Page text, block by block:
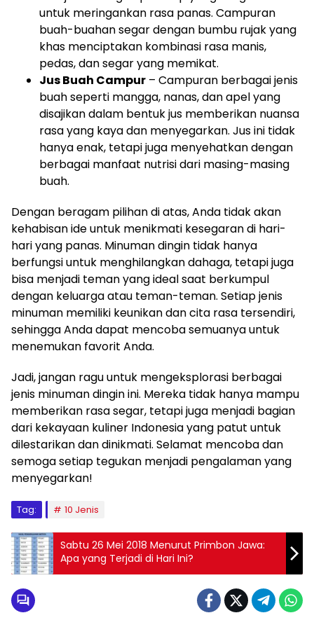
untuk meringankan rasa panas. Campuran
buah-buahan segar dengan bumbu rujak yang
khas menciptakan kombinasi rasa manis,
pedas, dan segar yang memikat.
Jus Buah Campur – Campuran berbagai jenis
buah seperti mangga, nanas, dan apel yang
disajikan dalam bentuk jus memberikan nuansa
rasa yang kaya dan menyegarkan. Jus ini tidak
hanya enak, tetapi juga menyehatkan dengan
berbagai manfaat nutrisi dari masing-masing
buah.
Dengan beragam pilihan di atas, Anda tidak akan
kehabisan ide untuk menikmati kesegaran di hari-
hari yang panas. Minuman dingin tidak hanya
berfungsi untuk menghilangkan dahaga, tetapi juga
bisa menjadi teman yang ideal saat berkumpul
dengan keluarga atau teman-teman. Setiap jenis
minuman memiliki keunikan dan cita rasa tersendiri,
sehingga Anda dapat mencoba semuanya untuk
menemukan favorit Anda.
Jadi, jangan ragu untuk mengeksplorasi berbagai
jenis minuman dingin ini. Mereka tidak hanya mampu
memberikan rasa segar, tetapi juga menjadi bagian
dari kekayaan kuliner Indonesia yang patut untuk
dilestarikan dan dinikmati. Selamat mencoba dan
semoga setiap tegukan menjadi pengalaman yang
menyegarkan!
Tag: 10 Jenis
Sabtu 26 Mei 2018 Menurut Primbon Jawa:
Apa yang Terjadi di Hari Ini?